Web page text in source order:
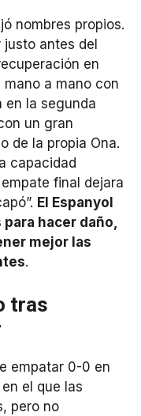
nombres propios.
antes del
en
a mano con
en la segunda
un gran
de la propia Ona.
capacidad
final dejara
El Espanyol
hacer daño,
mejor las
.
tras
empatar 0-0 en
el que las
pero no